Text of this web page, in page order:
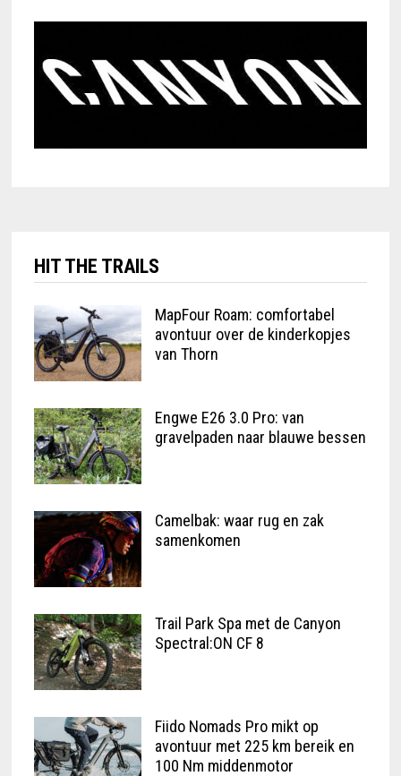
HIT THE TRAILS
MapFour Roam: comfortabel
avontuur over de kinderkopjes
van Thorn
Engwe E26 3.0 Pro: van
gravelpaden naar blauwe bessen
Camelbak: waar rug en zak
samenkomen
Trail Park Spa met de Canyon
Spectral:ON CF 8
Fiido Nomads Pro mikt op
avontuur met 225 km bereik en
100 Nm middenmotor